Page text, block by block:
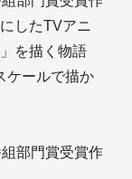
したTVアニ
を描く物語
ケールで描か
部門賞受賞作